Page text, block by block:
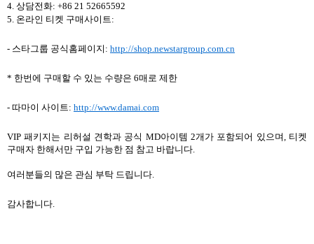
4. 상담전화: +86 21 52665592
5. 온라인 티켓 구매사이트:
- 스타그룹 공식홈페이지 : http://shop.newstargroup.com.cn
* 한번에 구매할 수 있는 수량은 6매로 제한
- 따마이 사이트: http://www.damai.com
VIP패키지는 리허설 견학과 공식 MD아이템 2개가 포함되어 있으며, 티켓
구매자 한해서만 구입 가능한 점 참고 바랍니다.
여러분들의 많은 관심 부탁 드립니다.
감사합니다.